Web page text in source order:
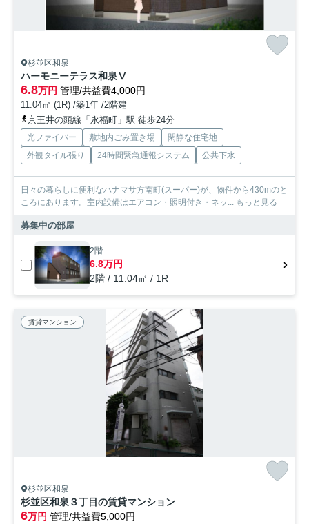
杉並区和泉
ハーモニーテラス和泉Ⅴ
6.8万円 管理/共益費4,000円
11.04㎡ (1R) /築1年 /2階建
京王井の頭線「永福町」駅 徒歩24分
光ファイバー 敷地内ごみ置き場
閑静な住宅地
外観タイル張り
24時間緊急通報システム 公共下水
日々の暮らしに便利なハナマサ方南町(スーパー)が、物件から430mのと
ころにあります。室内設備はエアコン・照明付き・ネッ... もっと見る
募集中の部屋
2階
6.8万円
2階 / 11.04㎡ / 1R
賃貸マンション
杉並区和泉
杉並区和泉３丁目の賃貸マンション
6万円 管理/共益費5,000円